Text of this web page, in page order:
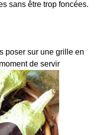
sans être trop foncées.
poser sur une grille en
de servir